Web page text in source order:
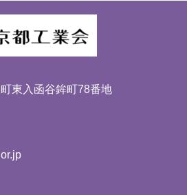
東入函谷鉾町78番地